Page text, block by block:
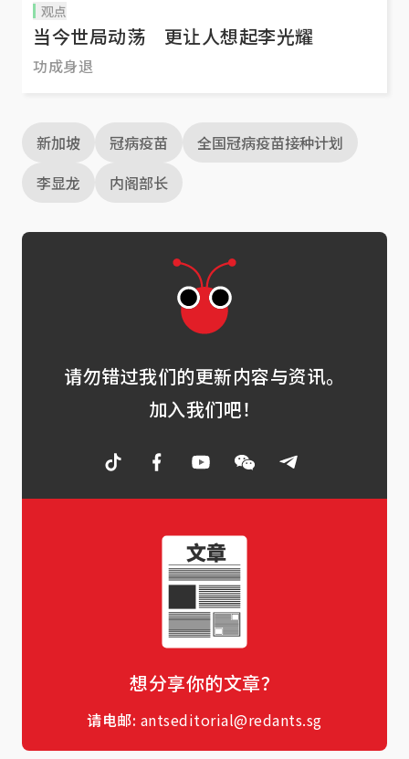
观点
当今世局动荡 更让人想起李光耀
功成身退
新加坡 冠病疫苗
全国冠病疫苗接种计划
李显龙
内阁部长
请勿错过我们的更新内容与资讯。
加入我们吧！
想分享你的文章？
请电邮: antseditorial@redants.sg